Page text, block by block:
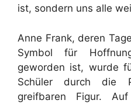
ist, sondern uns alle
Anne Frank, deren
Symbol für
geworden ist, wurde
Schüler durch die
greifbaren Figur.